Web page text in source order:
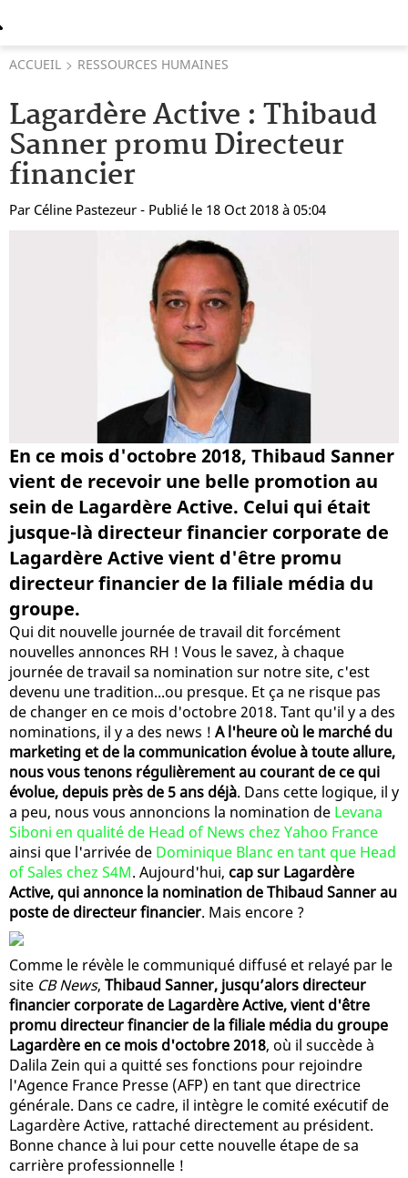
ACCUEIL RESSOURCES HUMAINES
Lagardère Active : Thibaud
Sanner promu Directeur
financier
Par Céline Pastezeur - Publié le 18 Oct 2018 à 05:04
En ce mois d'octobre 2018, Thibaud Sanner
vient de recevoir une belle promotion au
sein de Lagardère Active. Celui qui était
jusque-là directeur financier corporate de
Lagardère Active vient d'être promu
directeur financier de la filiale média du
groupe.
Qui dit nouvelle journée de travail dit forcément
nouvelles annonces RH ! Vous le savez, à chaque
journée de travail sa nomination sur notre site, c'est
devenu une tradition...ou presque. Et ça ne risque pas
de changer en ce mois d'octobre 2018. Tant qu'il y a des
nominations, il y a des news ! A l'heure où le marché du
marketing et de la communication évolue à toute allure,
nous vous tenons régulièrement au courant de ce qui
évolue, depuis près de 5 ans déjà. Dans cette logique, il y
a peu, nous vous annoncions la nomination de Levana
Siboni en qualité de Head of News chez Yahoo France
ainsi que l'arrivée de Dominique Blanc en tant que Head
of Sales chez S4M. Aujourd'hui, cap sur Lagardère
Active, qui annonce la nomination de Thibaud Sanner au
poste de directeur financier. Mais encore ?
Comme le révèle le communiqué diffusé et relayé par le
site CB News, Thibaud Sanner, jusqu’alors directeur
financier corporate de Lagardère Active, vient d'être
promu directeur financier de la filiale média du groupe
Lagardère en ce mois d'octobre 2018, où il succède à
Dalila Zein qui a quitté ses fonctions pour rejoindre
l'Agence France Presse (AFP) en tant que directrice
générale. Dans ce cadre, il intègre le comité exécutif de
Lagardère Active, rattaché directement au président.
Bonne chance à lui pour cette nouvelle étape de sa
carrière professionnelle !